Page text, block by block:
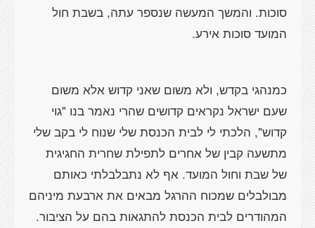
סוכות. והמשך המעשה שנספר עתה, בשבת חול
המועד סוכות אירע.
כמנהגי בקדש, ולא משום שאני קדוש אלא משום
שעם ישראל נקראים קדושים שהרי נאמר בנו "גוי
קדוש", הלכתי לי לבית הכנסת שלי שנוח לי בקב שלי
מתשעה קבין של אחרים לתפילת שחרית החגיגית
של שבת וחול המועד. אף לא נתבלבלתי כאותם
מבולבלים שמכוח ההרגל מבאים את ארבעת מיניהם
המהודרים לבית הכנסת להתגאות בהם על הציבור.